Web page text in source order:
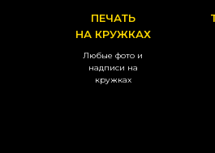
Любые фото и
надписи на
кружках
ПЕЧАТЬ
НА КРУЖКАХ